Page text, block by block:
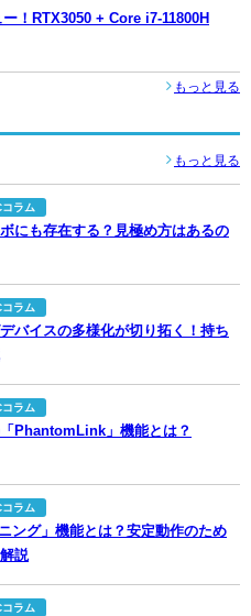
！RTX3050 + Core i7-11800H
もっと見る
もっと見る
ラム
にも存在する？見極め方はあるの
ラム
バイスの多様化が切り拓く！持ち
ラム
PhantomLink」機能とは？
ラム
ング」機能とは？安定動作のため
説
ラム